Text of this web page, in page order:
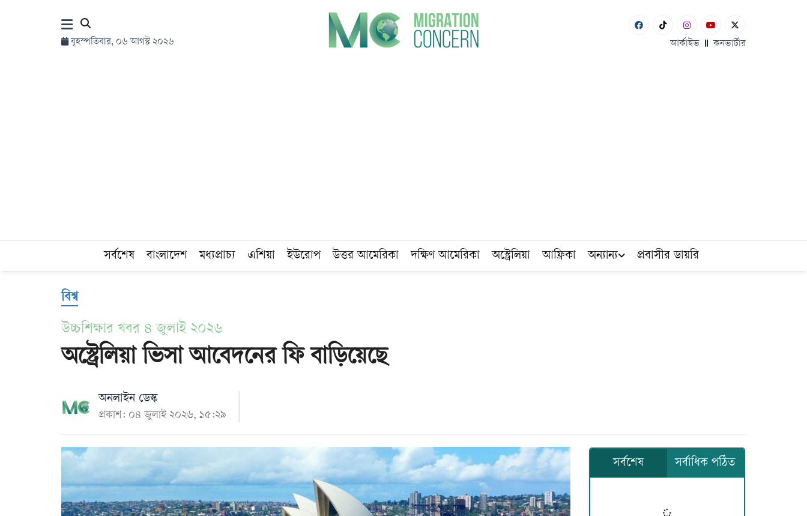
বৃহস্পতিবার, ০৬ আগস্ট ২০২৬ আর্কাইভ কনভার্টার
সর্বশেষ বাংলাদেশ মধ্যপ্রাচ্য এশিয়া ইউরোপ উত্তর আমেরিকা দক্ষিণ আমেরিকা অস্ট্রেলিয়া আফ্রিকা অন্যান্য প্রবাসীর ডায়রি
বিশ্ব
উচ্চশিক্ষার খবর ৪ জুলাই ২০২৬
অস্ট্রেলিয়া ভিসা আবেদনের ফি বাড়িয়েছে
অনলাইন ডেস্ক
প্রকাশ: ০৪ জুলাই ২০২৬, ১৫:২৯
সর্বশেষ সর্বাধিক পঠিত